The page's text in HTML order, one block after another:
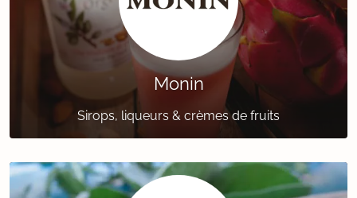
Monin
Sirops, liqueurs & crèmes de fruits